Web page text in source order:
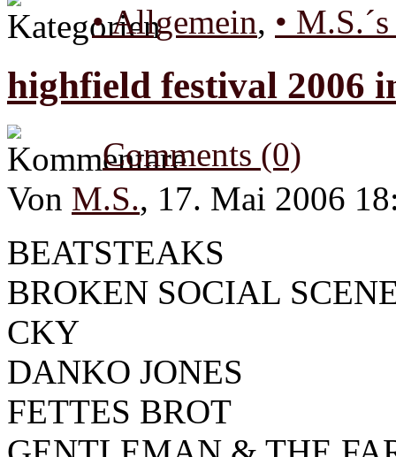
• Allgemein, •
highfield festival 2006
Comments (0)
Von M.S., 17. Mai 2006
BEATSTEAKS
BROKEN SOCIAL
CKY
DANKO JONES
FETTES BROT